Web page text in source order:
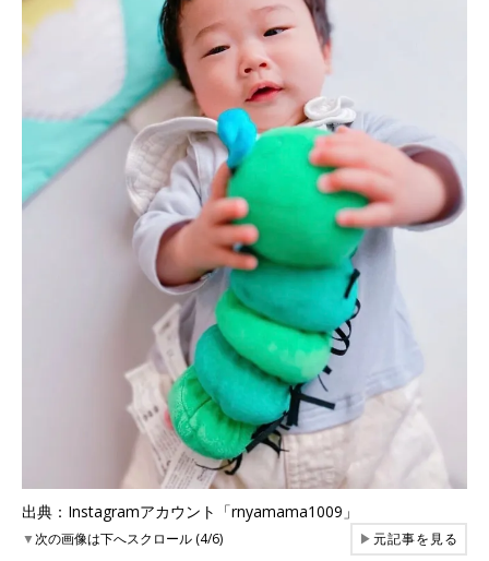
出典：Instagramアカウント「rnyamama1009」
▼次の画像は下へスクロール (4/6) ▶元記事を見る